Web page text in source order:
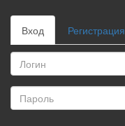
Вход Регистрация